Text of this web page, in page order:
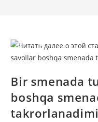
Bir smenada
boshqa